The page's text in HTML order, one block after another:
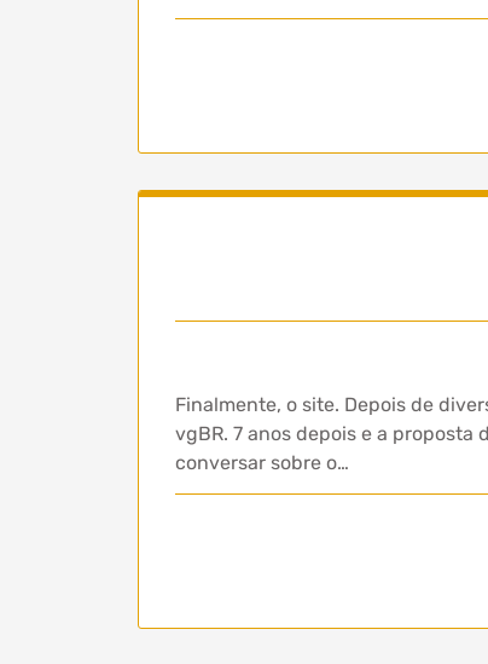
Finalmente, o site. Depois de
vgBR. 7 anos depois e a
conversar sobre o…